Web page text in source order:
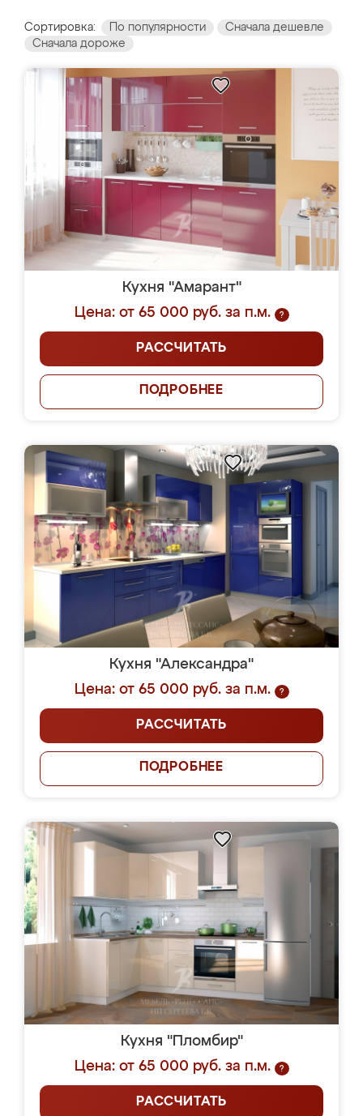
Сортировка: По популярности
Сначала дешевле
Сначала дороже
Кухня "Амарант"
Цена: от 65 000 руб. за п.м.
?
РАССЧИТАТЬ
ПОДРОБНЕЕ
Кухня "Александра"
Цена: от 65 000 руб. за п.м.
?
РАССЧИТАТЬ
ПОДРОБНЕЕ
Кухня "Пломбир"
Цена: от 65 000 руб. за п.м.
?
РАССЧИТАТЬ